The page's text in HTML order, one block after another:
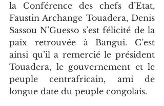
la Conférence des chefs d’Etat,
Faustin Archange Touadera, Denis
Sassou N’Guesso s’est félicité de la
paix retrouvée à Bangui. C’est
ainsi qu’il a remercié le président
Touadera, le gouvernement et le
peuple centrafricain, ami de
longue date du peuple congolais.